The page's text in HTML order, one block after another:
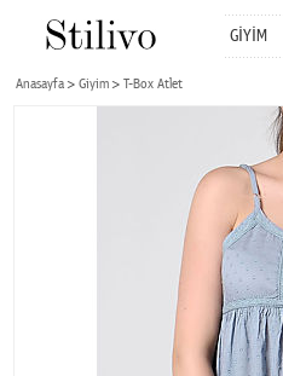
GİYİM
Anasayfa Giyim T-Box Atlet